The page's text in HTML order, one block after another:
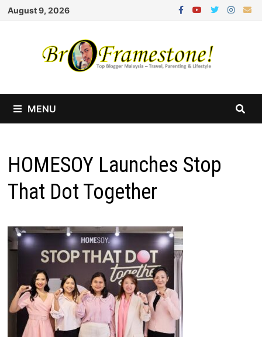
Skip
August 9, 2026
MENU
HOMESOY Launches Stop
That Dot Together